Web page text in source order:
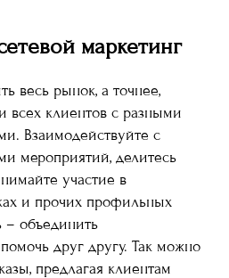
маркетинг
весь рынок, а точнее,
всех клиентов с разными
Взаимодействуйте с
мероприятий, делитесь
участие в
и прочих профильных
– объединить
друг другу. Так можно
предлагая клиентам